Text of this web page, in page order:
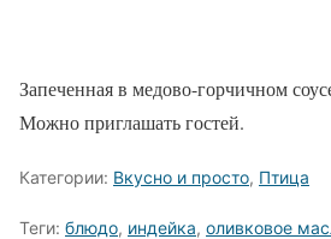
Запеченная в медово-горчичном
Можно приглашать гостей.
Категории: Вкусно и просто, Птица
Теги: блюдо, индейка, оливковое